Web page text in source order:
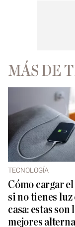
MÁS DE
TECNOLOGÍA
Cómo cargar
si no tienes luz
casa: estas son
mejores